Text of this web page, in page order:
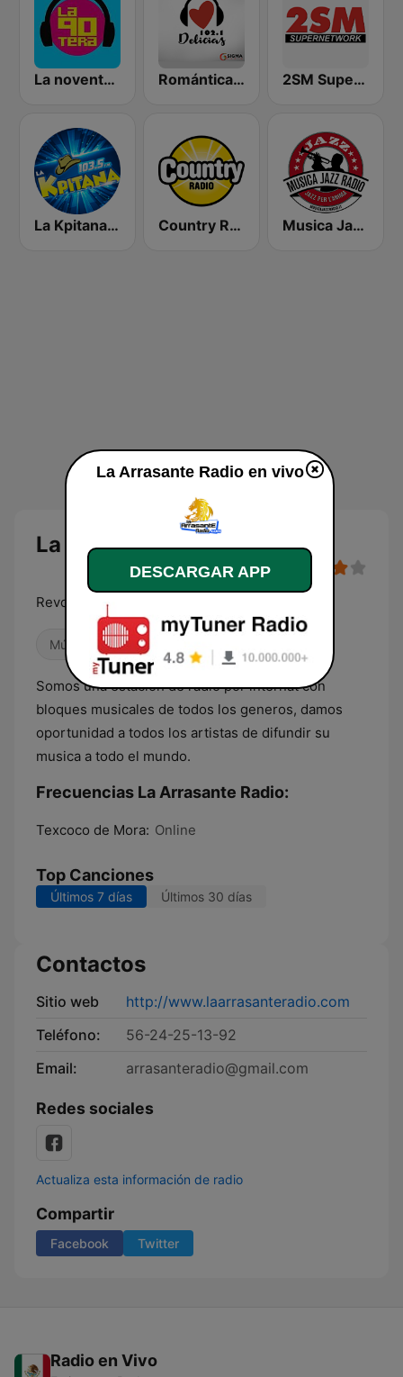
La noventera Romántica 102.1 FM Delicias 2SM Super Radio
La Kpitana 103.5 FM Country Radio Musica Jazz Radio
La Arrasante Radio en vivo
Revolucionando la forma de hacer radio
Músicas del mundo
Somos una estacion de radio por internat con
bloques musicales de todos los generos, damos
oportunidad a todos los artistas de difundir su
musica a todo el mundo.
Frecuencias La Arrasante Radio:
Texcoco de Mora: Online
Top Canciones
Últimos 7 días Últimos 30 días
Contactos
Sitio web
http://www.laarrasanteradio.com
Teléfono:
56-24-25-13-92
Email:
arrasanteradio@gmail.com
Redes sociales
Actualiza esta información de radio
Compartir
Facebook Twitter
Radio en Vivo
La Arrasante Radio en vivo
DESCARGAR APP